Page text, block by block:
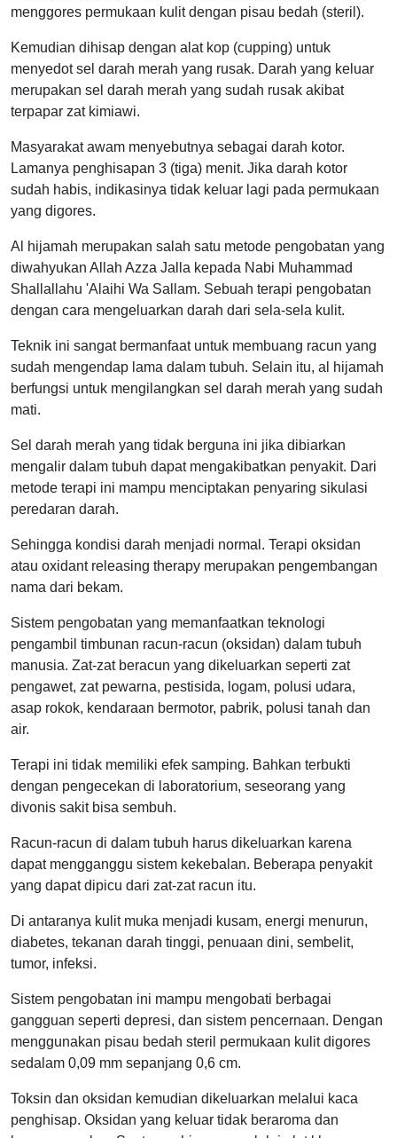
menggores permukaan kulit dengan pisau bedah (steril).
Kemudian dihisap dengan alat kop (cupping) untuk
menyedot sel darah merah yang rusak. Darah yang keluar
merupakan sel darah merah yang sudah rusak akibat
terpapar zat kimiawi.
Masyarakat awam menyebutnya sebagai darah kotor.
Lamanya penghisapan 3 (tiga) menit. Jika darah kotor
sudah habis, indikasinya tidak keluar lagi pada permukaan
yang digores.
Al hijamah merupakan salah satu metode pengobatan yang
diwahyukan Allah Azza Jalla kepada Nabi Muhammad
Shallallahu 'Alaihi Wa Sallam. Sebuah terapi pengobatan
dengan cara mengeluarkan darah dari sela-sela kulit.
Teknik ini sangat bermanfaat untuk membuang racun yang
sudah mengendap lama dalam tubuh. Selain itu, al hijamah
berfungsi untuk mengilangkan sel darah merah yang sudah
mati.
Sel darah merah yang tidak berguna ini jika dibiarkan
mengalir dalam tubuh dapat mengakibatkan penyakit. Dari
metode terapi ini mampu menciptakan penyaring sikulasi
peredaran darah.
Sehingga kondisi darah menjadi normal. Terapi oksidan
atau oxidant releasing therapy merupakan pengembangan
nama dari bekam.
Sistem pengobatan yang memanfaatkan teknologi
pengambil timbunan racun-racun (oksidan) dalam tubuh
manusia. Zat-zat beracun yang dikeluarkan seperti zat
pengawet, zat pewarna, pestisida, logam, polusi udara,
asap rokok, kendaraan bermotor, pabrik, polusi tanah dan
air.
Terapi ini tidak memiliki efek samping. Bahkan terbukti
dengan pengecekan di laboratorium, seseorang yang
divonis sakit bisa sembuh.
Racun-racun di dalam tubuh harus dikeluarkan karena
dapat mengganggu sistem kekebalan. Beberapa penyakit
yang dapat dipicu dari zat-zat racun itu.
Di antaranya kulit muka menjadi kusam, energi menurun,
diabetes, tekanan darah tinggi, penuaan dini, sembelit,
tumor, infeksi.
Sistem pengobatan ini mampu mengobati berbagai
gangguan seperti depresi, dan sistem pencernaan. Dengan
menggunakan pisau bedah steril permukaan kulit digores
sedalam 0,09 mm sepanjang 0,6 cm.
Toksin dan oksidan kemudian dikeluarkan melalui kaca
penghisap. Oksidan yang keluar tidak beraroma dan